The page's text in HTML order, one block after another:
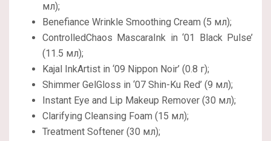
мл);
Benefiance Wrinkle Smoothing Cream (5 мл);
ControlledChaos MascaraInk in ‘01 Black Pulse’
(11.5 мл);
Kajal InkArtist in ‘09 Nippon Noir’ (0.8 г);
Shimmer GelGloss in ‘07 Shin-Ku Red’ (9 мл);
Instant Eye and Lip Makeup Remover (30 мл);
Clarifying Cleansing Foam (15 мл);
Treatment Softener (30 мл);